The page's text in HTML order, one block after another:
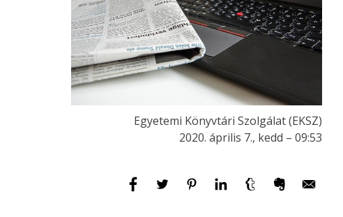
Egyetemi Könyvtári Szolgálat (EKSZ)
2020. április 7., kedd – 09:53